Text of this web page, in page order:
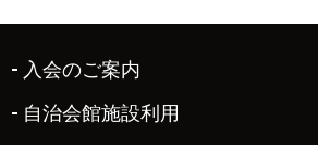
入会のご案内
自治会館施設利用